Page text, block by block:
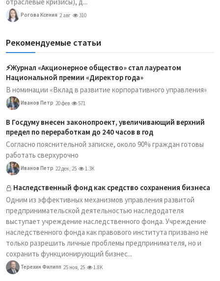
Рогова Ксения 2 авг 310
Рекомендуемые статьи
⚡️Журнал «Акционерное общество» стал лауреатом
Национальной премии «Директор года»
В номинации «Вклад в развитие корпоративного управления»
Иванов Петр 20 фев 571
В Госдуму внесен законопроект, увеличивающий верхний
предел по переработкам до 240 часов в год
Согласно пояснительной записке, около 90% граждан готовы
работать сверхурочно
Иванов Петр 22 дек, 25 1.3K
Наследственный фонд как средство сохранения бизнеса
Одним из эффективных механизмов управления развитой
предпринимательской деятельностью наследодателя
выступает учреждение наследственного фонда. Учреждение
наследственного фонда как правового института призвано не
только разрешить личные проблемы предпринимателя, но и
сохранить функционирующий бизнес...
Терехин Филипп 25 ноя, 25 1.8K